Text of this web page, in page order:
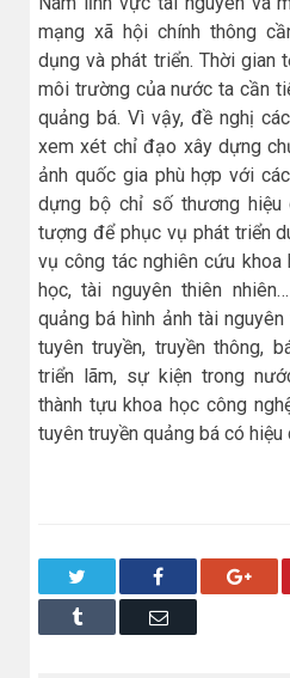
mạng xã hội chính thông
dụng và phát triển. Thời gian
môi trường của nước ta cần
quảng bá. Vì vậy, đề nghị
xem xét chỉ đạo xây dựng
ảnh quốc gia phù hợp với
dựng bộ chỉ số thương
tượng để phục vụ phát triển
vụ công tác nghiên cứu
học, tài nguyên thiên
quảng bá hình ảnh tài
tuyên truyền, truyền thông,
triển lãm, sự kiện trong
thành tựu khoa học công
tuyên truyền quảng bá có
Facebook
Tumblr Email